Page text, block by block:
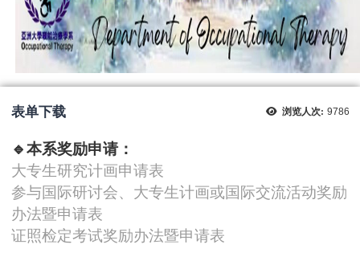
浏览人次: 9786
表单下载
🔹本系奖励申请：
大专生研究计画申请表
参与国际研讨会、大专生计画或国际交流活动奖励
办法暨申请表
证照检定考试奖励办法暨申请表